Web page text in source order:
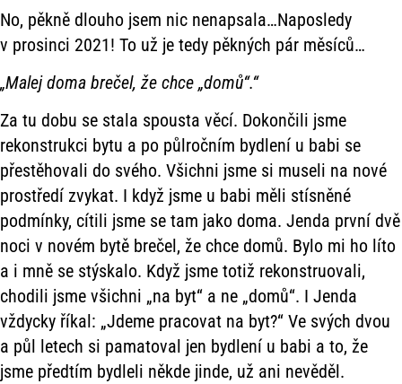
No, pěkně dlouho jsem nic nenapsala…Naposledy
v prosinci 2021! To už je tedy pěkných pár měsíců…
„Malej doma brečel, že chce „domů“.“
Za tu dobu se stala spousta věcí. Dokončili jsme
rekonstrukci bytu a po půlročním bydlení u babi se
přestěhovali do svého. Všichni jsme si museli na nové
prostředí zvykat. I když jsme u babi měli stísněné
podmínky, cítili jsme se tam jako doma. Jenda první dvě
noci v novém bytě brečel, že chce domů. Bylo mi ho líto
a i mně se stýskalo. Když jsme totiž rekonstruovali,
chodili jsme všichni „na byt“ a ne „domů“. I Jenda
vždycky říkal: „Jdeme pracovat na byt?“ Ve svých dvou
a půl letech si pamatoval jen bydlení u babi a to, že
jsme předtím bydleli někde jinde, už ani nevěděl.